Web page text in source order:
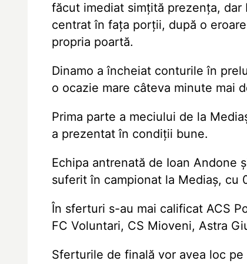
făcut imediat simțită prezența, dar
centrat în fața porții, după o
propria poartă.
Dinamo a încheiat conturile în
o ocazie mare câteva minute mai
Prima parte a meciului de la
a prezentat în condiții bune.
Echipa antrenată de Ioan Andone
suferit în campionat la Mediaș, cu
În sferturi s-au mai calificat ACS
FC Voluntari, CS Mioveni, Astra
Sferturile de finală vor avea loc